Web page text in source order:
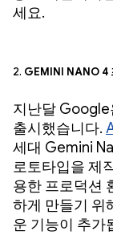
세요.
2. Gemini Nano 4
지난달 Google
출시했습니다.
세대 Gemini
로토타입을 제
용한 프로덕션
하게 만들기 위
운 기능이 추가